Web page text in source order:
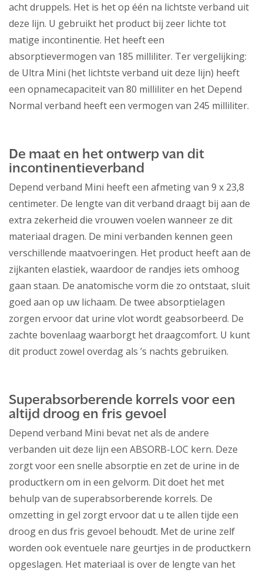
acht druppels. Het is het op één na lichtste verband uit
deze lijn. U gebruikt het product bij zeer lichte tot
matige incontinentie. Het heeft een
absorptievermogen van 185 milliliter. Ter vergelijking:
de Ultra Mini (het lichtste verband uit deze lijn) heeft
een opnamecapaciteit van 80 milliliter en het Depend
Normal verband heeft een vermogen van 245 milliliter.
De maat en het ontwerp van dit
incontinentieverband
Depend verband Mini heeft een afmeting van 9 x 23,8
centimeter. De lengte van dit verband draagt bij aan de
extra zekerheid die vrouwen voelen wanneer ze dit
materiaal dragen. De mini verbanden kennen geen
verschillende maatvoeringen. Het product heeft aan de
zijkanten elastiek, waardoor de randjes iets omhoog
gaan staan. De anatomische vorm die zo ontstaat, sluit
goed aan op uw lichaam. De twee absorptielagen
zorgen ervoor dat urine vlot wordt geabsorbeerd. De
zachte bovenlaag waarborgt het draagcomfort. U kunt
dit product zowel overdag als ’s nachts gebruiken.
Superabsorberende korrels voor een
altijd droog en fris gevoel
Depend verband Mini bevat net als de andere
verbanden uit deze lijn een ABSORB-LOC kern. Deze
zorgt voor een snelle absorptie en zet de urine in de
productkern om in een gelvorm. Dit doet het met
behulp van de superabsorberende korrels. De
omzetting in gel zorgt ervoor dat u te allen tijde een
droog en dus fris gevoel behoudt. Met de urine zelf
worden ook eventuele nare geurtjes in de productkern
opgeslagen. Het materiaal is over de lengte van het